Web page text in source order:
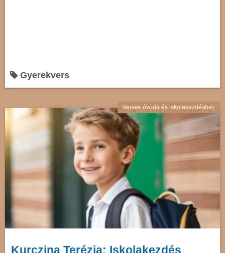
Gyerekvers
Versek óvoda és iskolakezdéshez
Kurczina Terézia: Iskolakezdés